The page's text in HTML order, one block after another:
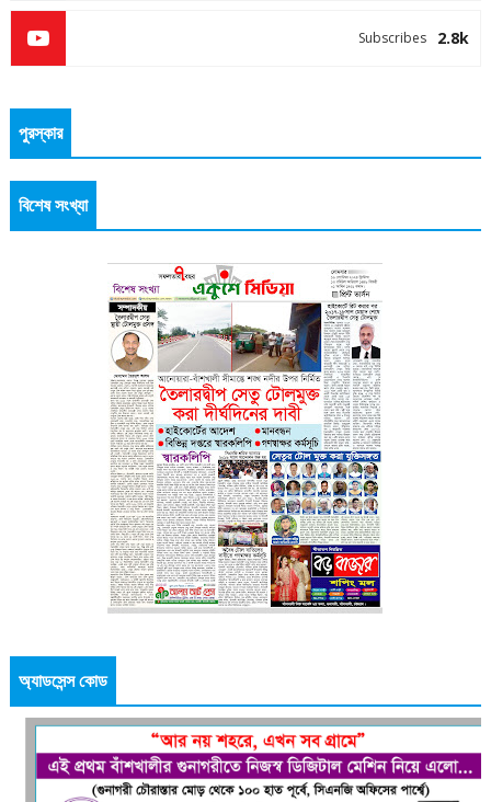
2.8k
Subscribes
পুরস্কার
বিশেষ সংখ্যা
অ্যাডসেন্স কোড